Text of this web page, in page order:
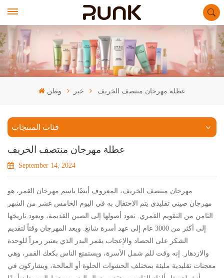
وطن خبر عطلة مهرجان منتصف الخريف
فئات المنتجات
عطلة مهرجان منتصف الخريف
September 14, 2024
مهرجان منتصف الخريف، المعروف أيضًا باسم مهرجان القمر، هو
مهرجان صيني تقليدي يتم الاحتفال به في اليوم الخامس عشر من الشهر
الثامن من التقويم القمري. تعود أصولها إلى الصين القديمة، ويعود تاريخها
إلى أكثر من 3000 عام إلى عهد أسرة شانغ. ويعد المهرجان وقتاً لتقديم
الشكر على الحصاد والإعجاب بقمر البدر الذي يعتبر رمزاً للوحدة
والازدهار. إنه وقت للم شمل الأسرة، ويستمتع الناس بكعك القمر، وهي
معجنات تقليدية مليئة بمختلف الحشوات الحلوة أو المالحة، ويشاركون في